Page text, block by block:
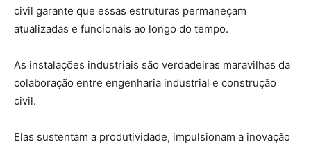
civil garante que essas estruturas permaneçam
atualizadas e funcionais ao longo do tempo.
As instalações industriais são verdadeiras maravilhas da
colaboração entre engenharia industrial e construção
civil.
Elas sustentam a produtividade, impulsionam a inovação